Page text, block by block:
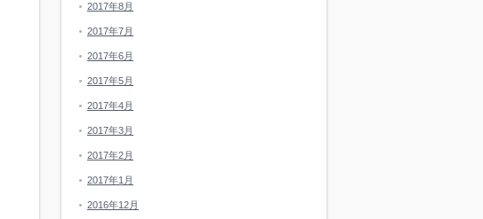
2017年8月
2017年7月
2017年6月
2017年5月
2017年4月
2017年3月
2017年2月
2017年1月
2016年12月